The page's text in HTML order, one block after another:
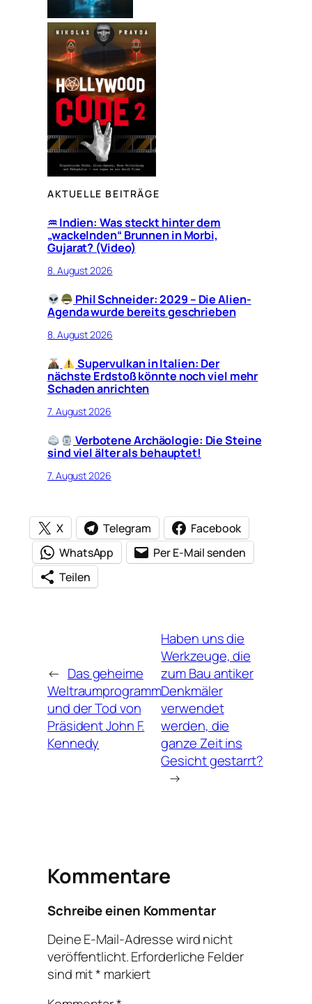
AKTUELLE BEITRÄGE
♒︎ Indien: Was steckt hinter dem
„wackelnden“ Brunnen in Morbi,
Gujarat? (Video)
8. August 2026
Phil Schneider: 2029 – Die Alien-
Agenda wurde bereits geschrieben
8. August 2026
Supervulkan in Italien: Der
nächste Erdstoß könnte noch viel mehr
Schaden anrichten
7. August 2026
Verbotene Archäologie: Die Steine
sind viel älter als behauptet!
7. August 2026
X Telegram
Facebook
WhatsApp
Per E-Mail senden
Teilen
← Das geheime
Weltraumprogramm
und der Tod von
Präsident John F.
Kennedy
Haben uns die
Werkzeuge, die
zum Bau antiker
Denkmäler
verwendet
werden, die
ganze Zeit ins
Gesicht gestarrt?
→
Kommentare
Schreibe einen Kommentar
Deine E-Mail-Adresse wird nicht
veröffentlicht.Erforderliche Felder
sind mit* markiert